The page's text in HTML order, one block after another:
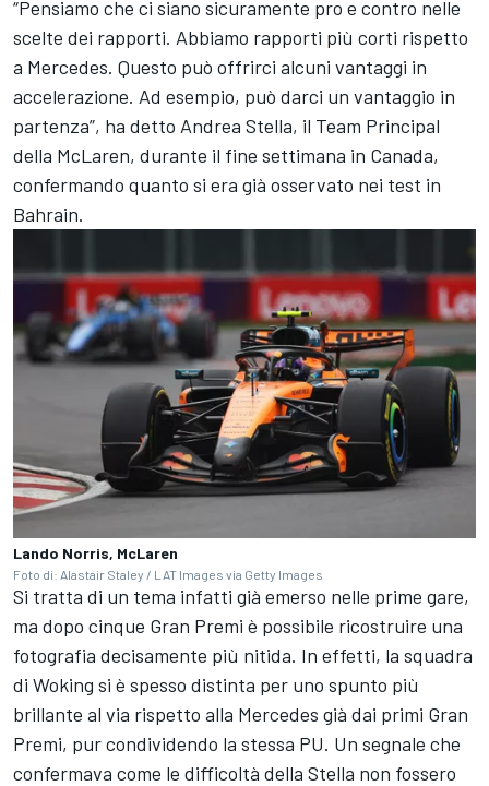
“Pensiamo che ci siano sicuramente pro e contro nelle
scelte dei rapporti. Abbiamo rapporti più corti rispetto
a Mercedes. Questo può offrirci alcuni vantaggi in
accelerazione. Ad esempio, può darci un vantaggio in
partenza”, ha detto Andrea Stella, il Team Principal
della McLaren, durante il fine settimana in Canada,
confermando quanto si era già osservato nei test in
Bahrain.
Lando Norris, McLaren
Foto di: Alastair Staley / LAT Images via Getty Images
Si tratta di un tema infatti già emerso nelle prime gare,
ma dopo cinque Gran Premi è possibile ricostruire una
fotografia decisamente più nitida. In effetti, la squadra
di Woking si è spesso distinta per uno spunto più
brillante al via rispetto alla Mercedes già dai primi Gran
Premi, pur condividendo la stessa PU. Un segnale che
confermava come le difficoltà della Stella non fossero